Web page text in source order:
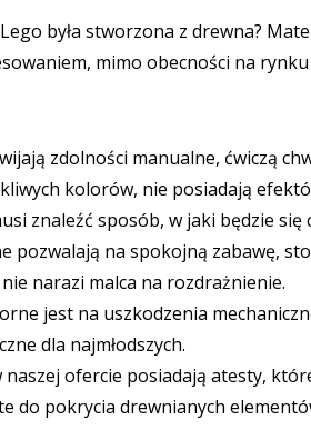
była stworzona z drewna?
mimo obecności na
zdolności manualne, ćwiczą
kolorów, nie posiadają
znaleźć sposób, w jaki będzie się
pozwalają na spokojną zabawę,
narazi malca na rozdrażnienie.
jest na uszkodzenia
dla najmłodszych.
ofercie posiadają atesty,
do pokrycia drewnianych